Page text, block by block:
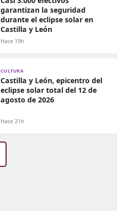
garantizan la seguridad
durante el eclipse solar en
Castilla y León
Hace 19h
CULTURA
Castilla y León, epicentro del
eclipse solar total del 12 de
agosto de 2026
Hace 21h